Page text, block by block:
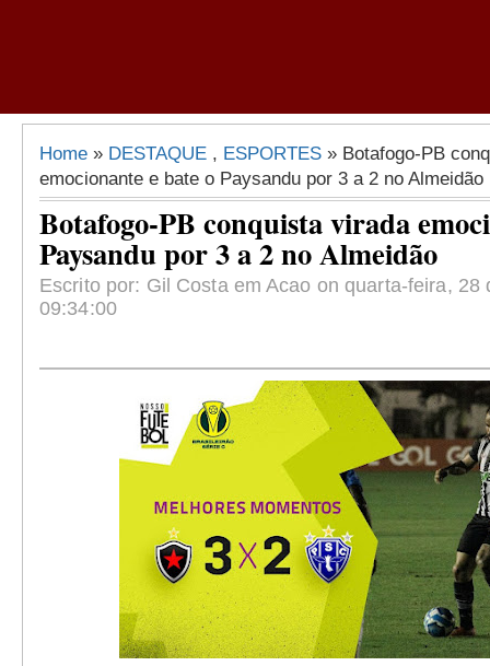
Home » DESTAQUE , ESPORTES » Botafogo-PB
emocionante e bate o Paysandu por 3 a 2 no Almeidão
Botafogo-PB conquista virada
Paysandu por 3 a 2 no Almeidão
Escrito por: Gil Costa em Acao on quarta-feira, 28
09:34:00